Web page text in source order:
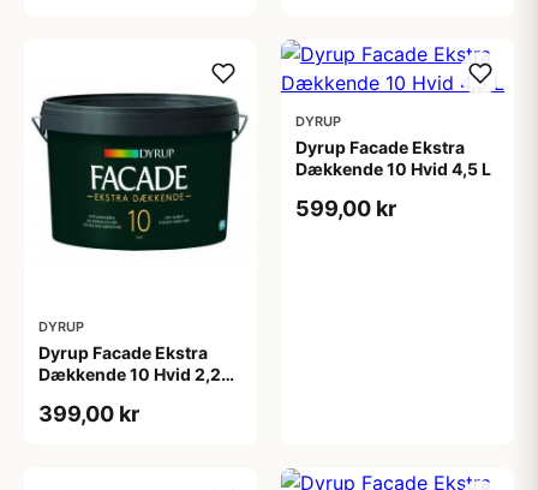
DYRUP
Dyrup Facade Ekstra
Dækkende 10 Hvid 2,25
399,00 kr
DYRUP
Dyrup Facade Ekstra
Dækkende 10 Hvid 4,5 L
599,00 kr